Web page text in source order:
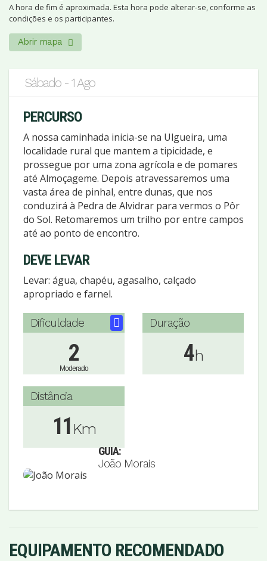
A hora de fim é aproximada. Esta hora pode alterar-se, conforme as
condições e os participantes.
Abrir mapa
Sábado - 1 Ago
PERCURSO
A nossa caminhada inicia-se na Ulgueira, uma
localidade rural que mantem a tipicidade, e
prossegue por uma zona agrícola e de pomares
até Almoçageme. Depois atravessaremos uma
vasta área de pinhal, entre dunas, que nos
conduzirá à Pedra de Alvidrar para vermos o Pôr
do Sol. Retomaremos um trilho por entre campos
até ao ponto de encontro.
DEVE LEVAR
Levar: água, chapéu, agasalho, calçado
apropriado e farnel.
Dificuldade
2
Moderado
Duração
4h
Distância
11 Km
GUIA:
João Morais
EQUIPAMENTO RECOMENDADO